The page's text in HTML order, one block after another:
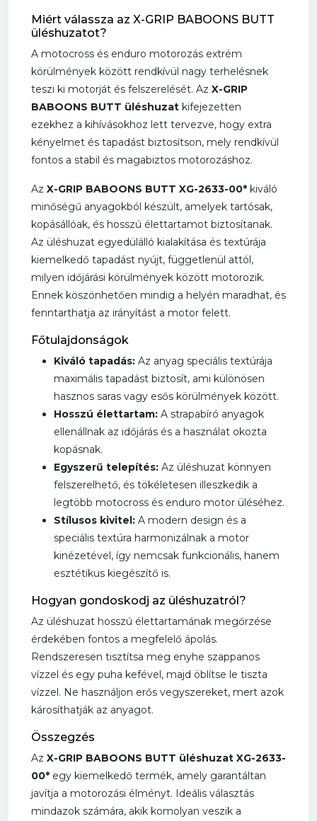
Miért válassza az X-GRIP BABOONS BUTT
üléshuzatot?
A motocross és enduro motorozás extrém
körülmények között rendkívül nagy terhelésnek
teszi ki motorját és felszerelését. Az X-GRIP
BABOONS BUTT üléshuzat kifejezetten
ezekhez a kihívásokhoz lett tervezve, hogy extra
kényelmet és tapadást biztosítson, mely rendkívül
fontos a stabil és magabiztos motorozáshoz.
Az X-GRIP BABOONS BUTT XG-2633-00* kiváló
minőségű anyagokból készült, amelyek tartósak,
kopásállóak, és hosszú élettartamot biztosítanak.
Az üléshuzat egyedülálló kialakítása és textúrája
kiemelkedő tapadást nyújt, függetlenül attól,
milyen időjárási körülmények között motorozik.
Ennek köszönhetően mindig a helyén maradhat, és
fenntarthatja az irányítást a motor felett.
Főtulajdonságok
Kiváló tapadás: Az anyag speciális textúrája
maximális tapadást biztosít, ami különösen
hasznos saras vagy esős körülmények között.
Hosszú élettartam: A strapabíró anyagok
ellenállnak az időjárás és a használat okozta
kopásnak.
Egyszerű telepítés: Az üléshuzat könnyen
felszerelhető, és tökéletesen illeszkedik a
legtöbb motocross és enduro motor üléséhez.
Stílusos kivitel: A modern design és a
speciális textúra harmonizálnak a motor
kinézetével, így nemcsak funkcionális, hanem
esztétikus kiegészítő is.
Hogyan gondoskodj az üléshuzatról?
Az üléshuzat hosszú élettartamának megőrzése
érdekében fontos a megfelelő ápolás.
Rendszeresen tisztítsa meg enyhe szappanos
vízzel és egy puha kefével, majd öblítse le tiszta
vízzel. Ne használjon erős vegyszereket, mert azok
károsíthatják az anyagot.
Összegzés
Az X-GRIP BABOONS BUTT üléshuzat XG-2633-
00* egy kiemelkedő termék, amely garantáltan
javítja a motorozási élményt. Ideális választás
mindazok számára, akik komolyan veszik a